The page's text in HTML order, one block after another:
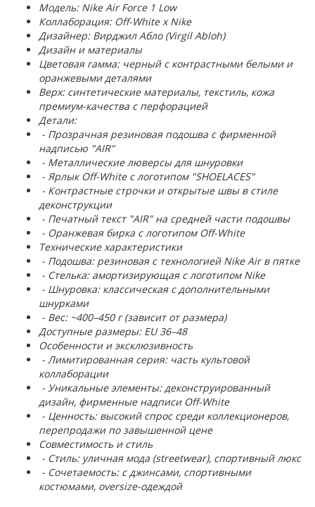
Модель: Nike Air Force 1 Low
Коллаборация: Off-White x Nike
Дизайнер: Вирджил Абло (Virgil Abloh)
Дизайн и материалы
Цветовая гамма: черный с контрастными белыми и
оранжевыми деталями
Верх: синтетические материалы, текстиль, кожа
премиум-качества с перфорацией
Детали:
- Прозрачная резиновая подошва с фирменной
надписью "AIR"
- Металлические люверсы для шнуровки
- Ярлык Off-White с логотипом "SHOELACES"
- Контрастные строчки и открытые швы в стиле
деконструкции
- Печатный текст "AIR" на средней части подошвы
- Оранжевая бирка с логотипом Off-White
Технические характеристики
- Подошва: резиновая с технологией Nike Air в пятке
- Стелька: амортизирующая с логотипом Nike
- Шнуровка: классическая с дополнительными
шнурками
- Вес: ~400–450 г (зависит от размера)
Доступные размеры: EU 36–48
Особенности и эксклюзивность
- Лимитированная серия: часть культовой
коллаборации
- Уникальные элементы: деконструированный
дизайн, фирменные надписи Off-White
- Ценность: высокий спрос среди коллекционеров,
перепродажи по завышенной цене
Совместимость и стиль
- Стиль: уличная мода (streetwear), спортивный люкс
- Сочетаемость: с джинсами, спортивными
костюмами, oversize-одеждой